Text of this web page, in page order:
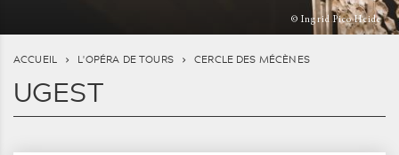
© Ingrid Pico Heide
ACCUEIL L'OPÉRA DE TOURS CERCLE DES MÉCÈNES
UGEST